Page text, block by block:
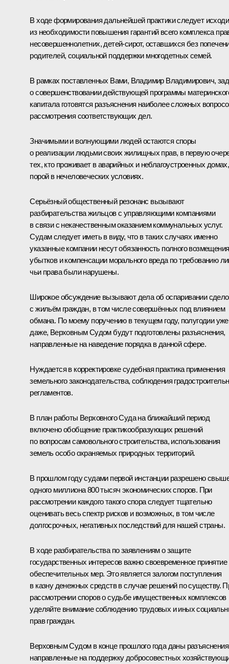
В ходе формирования дальнейшей практики следует
из необходимости повышения гарантий всего комплекса
несовершеннолетних, детей-сирот, оставшихся без
родителей, социальной поддержки многодетных семей.
В рамках поставленных Вами, Владимир Владимирович,
о совершенствовании действующей программы
капитала готовятся разъяснения наиболее сложных
рассмотрения соответствующих дел.
Значимыми и волнующими людей остаются споры
о реализации людьми своих жилищных прав, в первую
тех, кто проживает в аварийных и неблагоустроенных домах,
порой в нечеловеческих условиях.
Серьёзный общественный резонанс вызывают
разбирательства жильцов с управляющими компаниями
в связи с некачественным оказанием коммунальных услуг.
Судам следует иметь в виду, что в таких случаях именно
указанные компании несут обязанность полного возмещения
убытков и компенсации морального вреда по требованию
чьи права были нарушены.
Широкое обсуждение вызывают дела об оспаривании
с жильём граждан, в том числе совершённых под влиянием
обмана. По моему поручению в текущем году, полугодии уже
даже, Верховным Судом будут подготовлены разъяснения,
направленные на наведение порядка в данной сфере.
Нуждается в корректировке судебная практика применения
земельного законодательства, соблюдения
регламентов.
В план работы Верховного Суда на ближайший период
включено обобщение практикообразующих решений
по вопросам самовольного строительства, использования
земель особо охраняемых природных территорий.
В прошлом году судами первой инстанции разрешено
одного миллиона 800 тысяч экономических споров. При
рассмотрении каждого такого спора следует тщательно
оценивать весь спектр рисков и возможных, в том числе
долгосрочных, негативных последствий для нашей страны.
В ходе разбирательства по заявлениям о защите
государственных интересов важно своевременное принятие
обеспечительных мер. Это является залогом поступления
в казну денежных средств в случае решений по существу.
рассмотрении споров о судьбе имущественных комплексов
уделяйте внимание соблюдению трудовых и иных
прав граждан.
Верховным Судом в конце прошлого года даны
направленные на поддержку добросовестных